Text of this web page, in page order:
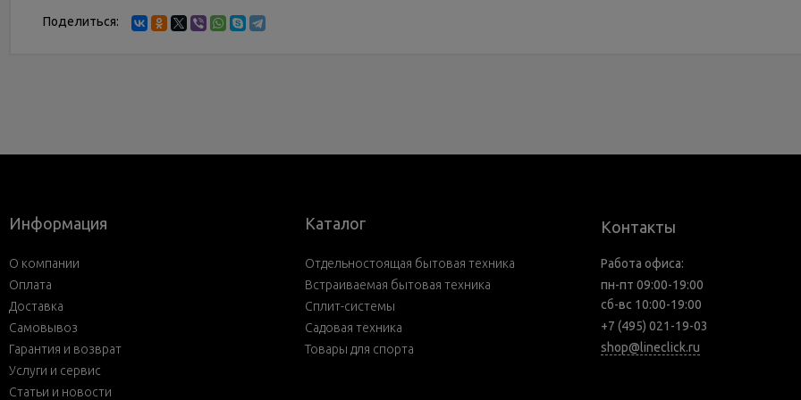
Поделиться:
Информация
О компании
Оплата
Доставка
Самовывоз
Гарантия и возврат
Услуги и сервис
Статьи и новости
Каталог
Отдельностоящая бытовая техника
Встраиваемая бытовая техника
Сплит-системы
Садовая техника
Товары для спорта
Контакты
Работа офиса:
пн-пт 09:00-19:00
сб-вс 10:00-19:00
+7 (495) 021-19-03
shop@lineclick.ru